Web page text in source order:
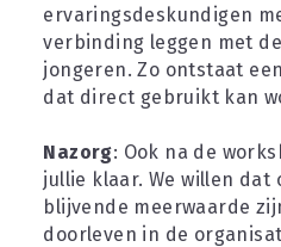
ervaringsdeskundigen
verbinding leggen met
jongeren. Zo ontstaat
dat direct gebruikt kan
Nazorg: Ook na de
jullie klaar. We willen dat
blijvende meerwaarde
doorleven in de